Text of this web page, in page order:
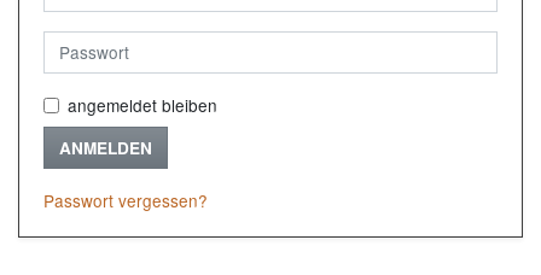
angemeldet bleiben
ANMELDEN
Passwort vergessen?